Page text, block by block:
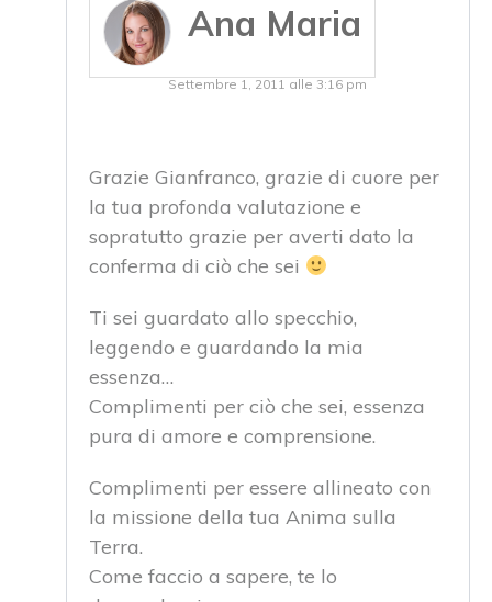
Ana Maria
Settembre 1, 2011 alle 3:16 pm
Grazie Gianfranco, grazie di cuore per
la tua profonda valutazione e
sopratutto grazie per averti dato la
conferma di ciò che sei
Ti sei guardato allo specchio,
leggendo e guardando la mia
essenza…
Complimenti per ciò che sei, essenza
pura di amore e comprensione.
Complimenti per essere allineato con
la missione della tua Anima sulla
Terra.
Come faccio a sapere, te lo